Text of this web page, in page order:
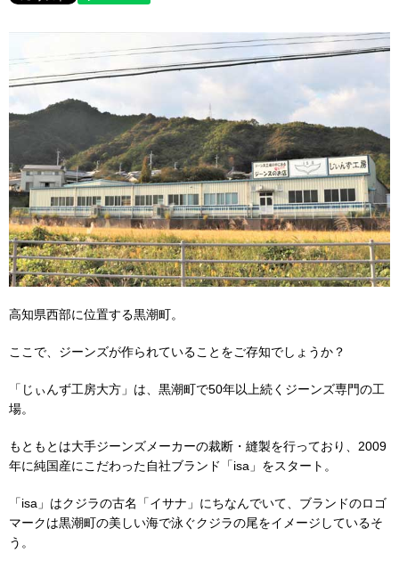
高知県西部に位置する黒潮町。
ここで、ジーンズが作られていることをご存知でしょうか？
「じぃんず工房大方」は、黒潮町で50年以上続くジーンズ専門の工
場。
もともとは大手ジーンズメーカーの裁断・縫製を行っており、2009
年に純国産にこだわった自社ブランド「isa」をスタート。
「isa」はクジラの古名「イサナ」にちなんでいて、ブランドのロゴ
マークは黒潮町の美しい海で泳ぐクジラの尾をイメージしているそ
う。